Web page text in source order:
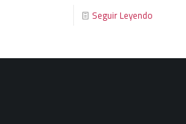
Seguir Leyendo